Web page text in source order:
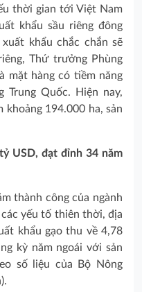
thời gian tới Việt Nam
khẩu sầu riêng đông
khẩu chắc chắn sẽ
Thứ trưởng Phùng
mặt hàng có tiềm năng
Quốc. Hiện nay,
194.000 ha, sản
USD, đạt đỉnh 34 năm
thành công của ngành
yếu tố thiên thời, địa
khẩu gạo thu về 4,78
kỳ năm ngoái với sản
số liệu của Bộ Nông